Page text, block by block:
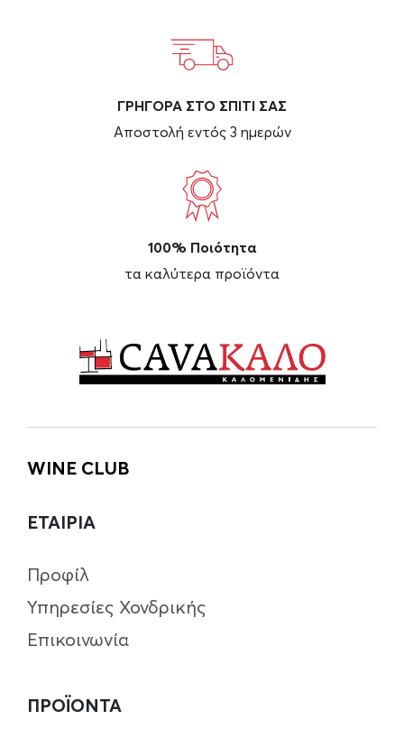
ΓΡΗΓΟΡΑ ΣΤΟ ΣΠΙΤΙ ΣΑΣ
Αποστολή εντός 3 ημερών
100% Ποιότητα
τα καλύτερα προϊόντα
WINE CLUB
ΕΤΑΙΡΙΑ
Προφίλ
Υπηρεσίες Χονδρικής
Επικοινωνία
ΠΡΟΪΟΝΤΑ